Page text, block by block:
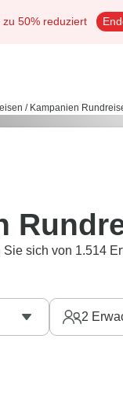
zu 50% reduziert
/ Kampanien
sich von 1.514
2